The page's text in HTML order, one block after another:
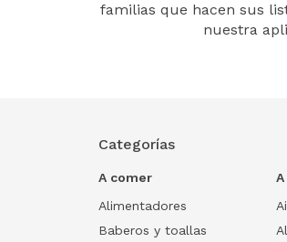
familias que hacen sus
nuestra
Categorías
A comer
Alimentadores
Baberos y toallas